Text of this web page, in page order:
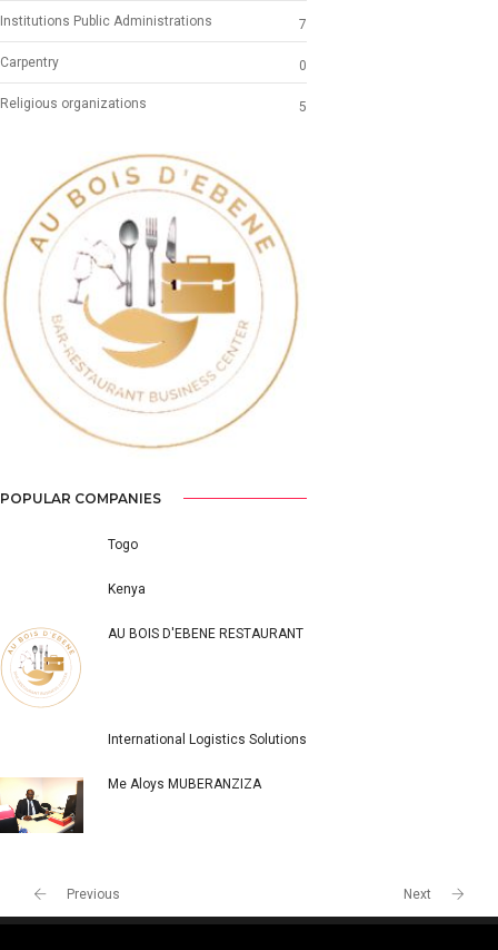
Institutions Public Administrations
Carpentry
Religious organizations
Previous
POPULAR COMPANIES
Togo
Kenya